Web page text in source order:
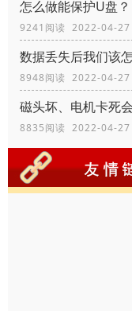
怎么做能保护U盘？
9241阅读 2022-04-
数据丢失后我们该
8948阅读 2022-04-
磁头坏、电机卡死
8835阅读 2022-04-